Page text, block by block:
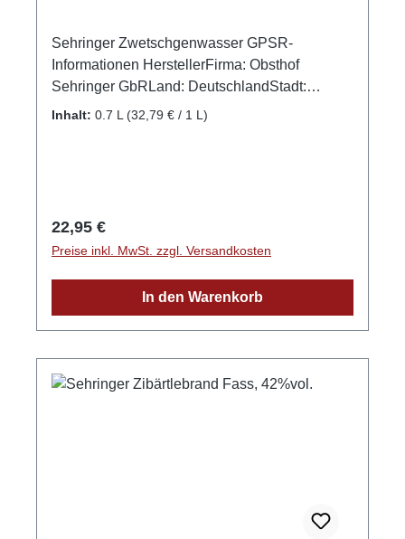
Sehringer Zwetschgenwasser GPSR-
Informationen HerstellerFirma: Obsthof
Sehringer GbRLand: DeutschlandStadt:
MengenStraße: Hauptstr. 1aPostleitzahl:
Inhalt: 0.7 L (32,79 € / 1 L)
Regulärer Preis:
22,95 €
Preise inkl. MwSt. zzgl. Versandkosten
In den Warenkorb